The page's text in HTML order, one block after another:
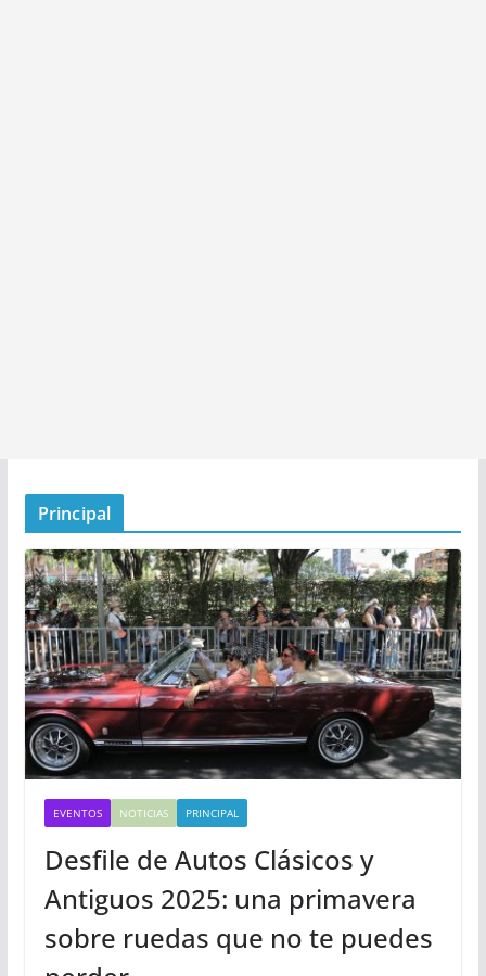
Principal
EVENTOS NOTICIAS PRINCIPAL
Desfile de Autos Clásicos y
Antiguos 2025: una primavera
sobre ruedas que no te puedes